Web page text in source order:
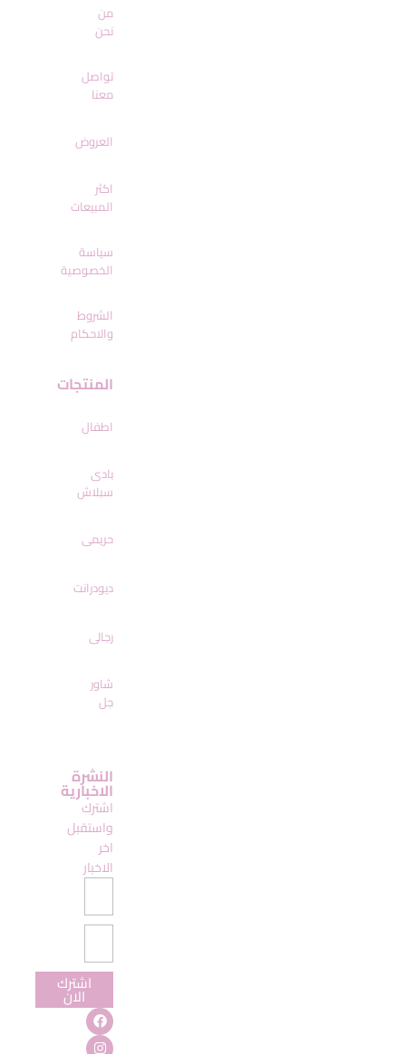
من
نحن
تواصل
معنا
العروض
اكثر
المبيعات
سياسة
الخصوصية
الشروط
والاحكام
المنتجات
اطفال
بادى
سبلاش
حريمى
ديودرانت
رجالى
شاور
جل
النشرة
الاخبارية
اشترك
واستقبل
اخر
الاخبار
اشترك
الان